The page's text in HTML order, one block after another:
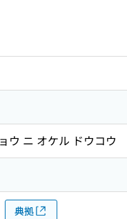
ウ ニ オケル ドウコウ
典拠